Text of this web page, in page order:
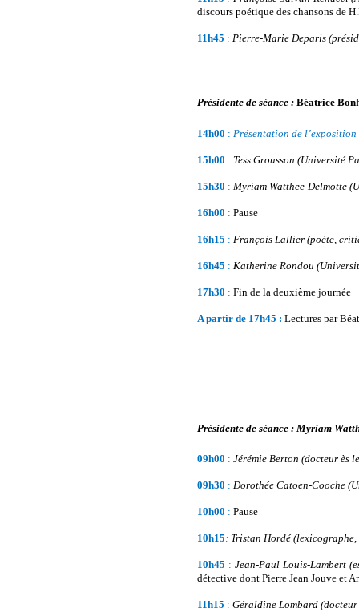
discours poétique des chansons de
11h45 : Pierre-Marie Deparis
Présidente de séance : Béatrice
14h00 : Présentation de
15h00 : Tess Grousson (Université
15h30 : Myriam Watthee-Delmotte
16h00 : Pause
16h15 : François Lallier (poète,
16h45 : Katherine Rondou
17h30 : Fin de la deuxième journée
A partir de 17h45 : Lectures par
Présidente de séance : Myriam
09h00 : Jérémie Berton (docteur ès
09h30 : Dorothée Catoen-Cooche
10h00 : Pause
10h15: Tristan Hordé
10h45 : Jean-Paul Louis-Lambert
détective dont Pierre Jean Jouve et
11h15 : Géraldine Lombard